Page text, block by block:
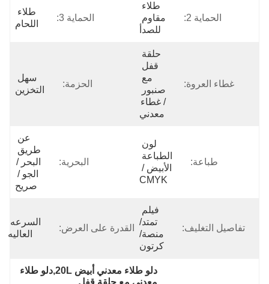
الحماية 2:
طلاء
مقاوم
للصدأ
الحماية 3:
طلاء
اللحام
غطاء العروة:
حلقة
مع
صنبور
/ غطاء
معدني
الحزمة:
التخزين
طباعة:
لون
الطباعة
الأبيض /
CMYK
البحرية:
عن
طريق
البحر /
الجو /
صريح
تفاصيل التغليف:
فيلم
تمتد/
منصة/
كرتون
القدرة على العرض:
السرعه
العاليه
دلو طلاء معدني أبيض 20L,دلو طلاء
معدني مع حلقة قفل